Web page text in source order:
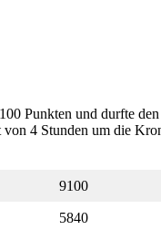
Punkten und durfte
4 Stunden um die
9100
5840